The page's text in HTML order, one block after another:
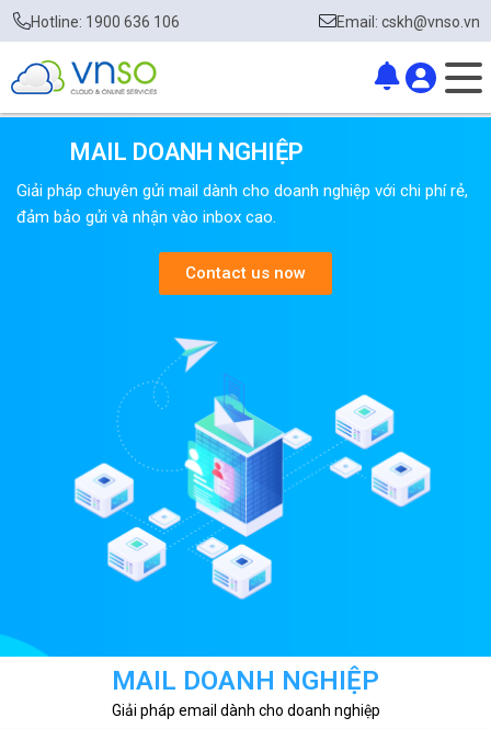
Hotline: 1900 636 106 Email: cskh@vnso.vn
MAIL DOANH NGHIỆP​
Giải pháp chuyên gửi mail dành cho doanh nghiệp với chi phí rẻ,
đảm bảo gửi và nhận vào inbox cao.
Contact us now
MAIL DOANH NGHIỆP
Giải pháp email dành cho doanh nghiệp